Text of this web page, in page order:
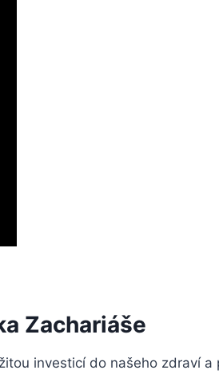
Zachariáše
investicí do našeho zdraví a